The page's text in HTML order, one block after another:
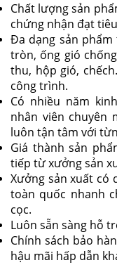
Chất lượng sản
chứng nhận đạt
Đa dạng sản
tròn, ống gió
thu, hộp gió,
công trình.
Có nhiều năm
nhân viên chuyên
luôn tận tâm với
Giá thành sản
tiếp từ xưởng sản
Xưởng sản xuất có
toàn quốc nhanh
cọc.
Luôn sẵn sàng hỗ
Chính sách bảo
hậu mãi hấp dẫn